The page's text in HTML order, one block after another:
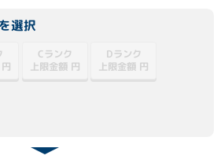
選択
円
Cランク
上限金額 円
Dランク
上限金額 円